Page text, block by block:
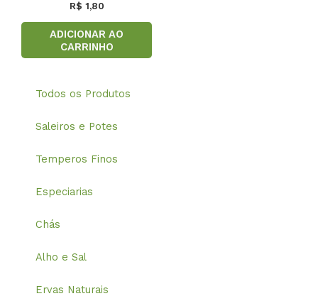
R$ 1,80
ADICIONAR AO
CARRINHO
Todos os Produtos
Saleiros e Potes
Temperos Finos
Especiarias
Chás
Alho e Sal
Ervas Naturais